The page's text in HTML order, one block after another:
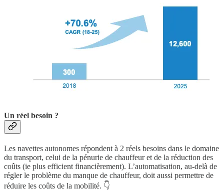
Un réel besoin ?
Les navettes autonomes répondent à 2 réels besoins dans le domaine
du transport, celui de la pénurie de chauffeur et de la réduction des
coûts (ie plus efficient financièrement). L’automatisation, au-delà de
régler le problème du manque de chauffeur, doit aussi permettre de
réduire les coûts de la mobilité. 👇